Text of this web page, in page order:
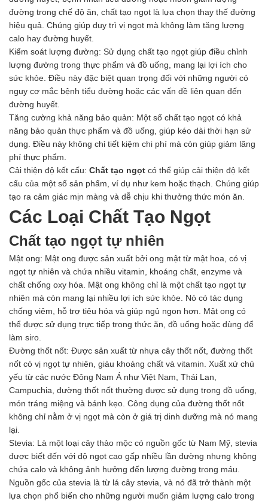
Chế phẩm sinh học
Nguyên liệu chăn nuôi
HÓA CHẤT XÂY DỰNG
Chống thấm sika
Silicone Dow Corning
Silicone KCC
Silicone Apollo
Silicone Kingbond
Silicone Shinetsu
Keo Silicone
Hóa chất khác
Giới Thiệu
Đối tác
Quy trình sản xuất
Tin tức
VMC GROUP
Ngành Hóa Chất
Tẩy Rửa Diệt Khuẩn
Ngành Thực Phẩm
Ngành Nông Nghiệp
Ngành Thủy Sản
Ngành Môi Trường
Ngành Nhựa
Ngành Xây Dựng
Ngành Cao Su
Ngành Xi Mạ
Ngành Thủy Tinh
Ngành Dệt Nhuộm
Ngành Sơn
Ngành In Ấn Bao Bì
Ngành Gốm Sứ
Ngành Gỗ
Ngành Mỹ Phẩm
Ngành Hóa Dầu
Ngành Giấy
Liên hệ
Tuyển dụng
đường trong chế độ ăn, chất tạo ngọt là lựa chọn thay thế đường
hiệu quả. Chúng giúp duy trì vị ngọt mà không làm tăng lượng
calo hay đường huyết.
Kiểm soát lượng đường: Sử dụng chất tạo ngọt giúp điều chỉnh
lượng đường trong thực phẩm và đồ uống, mang lại lợi ích cho
sức khỏe. Điều này đặc biệt quan trọng đối với những người có
nguy cơ mắc bệnh tiểu đường hoặc các vấn đề liên quan đến
đường huyết.
Tăng cường khả năng bảo quản: Một số chất tạo ngọt có khả
năng bảo quản thực phẩm và đồ uống, giúp kéo dài thời hạn sử
dụng. Điều này không chỉ tiết kiệm chi phí mà còn giúp giảm lãng
phí thực phẩm.
Cải thiện độ kết cấu: Chất tạo ngọt có thể giúp cải thiện độ kết
cấu của một số sản phẩm, ví dụ như kem hoặc thạch. Chúng giúp
tạo ra cảm giác mịn màng và dễ chịu khi thưởng thức món ăn.
Các Loại Chất Tạo Ngọt
Chất tạo ngọt tự nhiên
Mật ong: Mật ong được sản xuất bởi ong mật từ mật hoa, có vị
ngọt tự nhiên và chứa nhiều vitamin, khoáng chất, enzyme và
chất chống oxy hóa. Mật ong không chỉ là một chất tạo ngọt tự
nhiên mà còn mang lại nhiều lợi ích sức khỏe. Nó có tác dụng
chống viêm, hỗ trợ tiêu hóa và giúp ngủ ngon hơn. Mật ong có
thể được sử dụng trực tiếp trong thức ăn, đồ uống hoặc dùng để
làm siro.
Đường thốt nốt: Được sản xuất từ nhựa cây thốt nốt, đường thốt
nốt có vị ngọt tự nhiên, giàu khoáng chất và vitamin. Xuất xứ chủ
yếu từ các nước Đông Nam Á như Việt Nam, Thái Lan,
Campuchia, đường thốt nốt thường được sử dụng trong đồ uống,
món tráng miệng và bánh kẹo. Công dụng của đường thốt nốt
không chỉ nằm ở vị ngọt mà còn ở giá trị dinh dưỡng mà nó mang
lại.
Stevia: Là một loại cây thảo mộc có nguồn gốc từ Nam Mỹ, stevia
được biết đến với độ ngọt cao gấp nhiều lần đường nhưng không
chứa calo và không ảnh hưởng đến lượng đường trong máu.
Nguồn gốc của stevia là từ lá cây stevia, và nó đã trở thành một
lựa chọn phổ biến cho những người muốn giảm lượng calo trong